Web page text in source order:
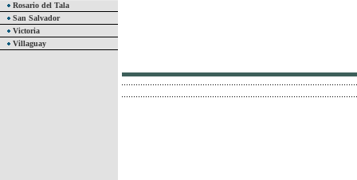
Rosario del Tala
San Salvador
Victoria
Villaguay